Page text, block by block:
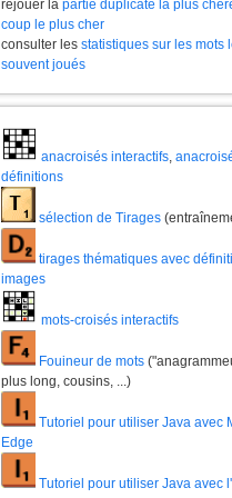
rejouer la partie duplicate la plus
coup le plus cher
consulter les statistiques sur les mots
souvent joués
anacroisés interactifs,
définitions
sélection de Tirages
tirages thématiques avec
images
mots-croisés interactifs
Fouineur de mots
plus long, cousins, ...)
Tutoriel pour utiliser Java avec
Edge
Tutoriel pour utiliser Java avec